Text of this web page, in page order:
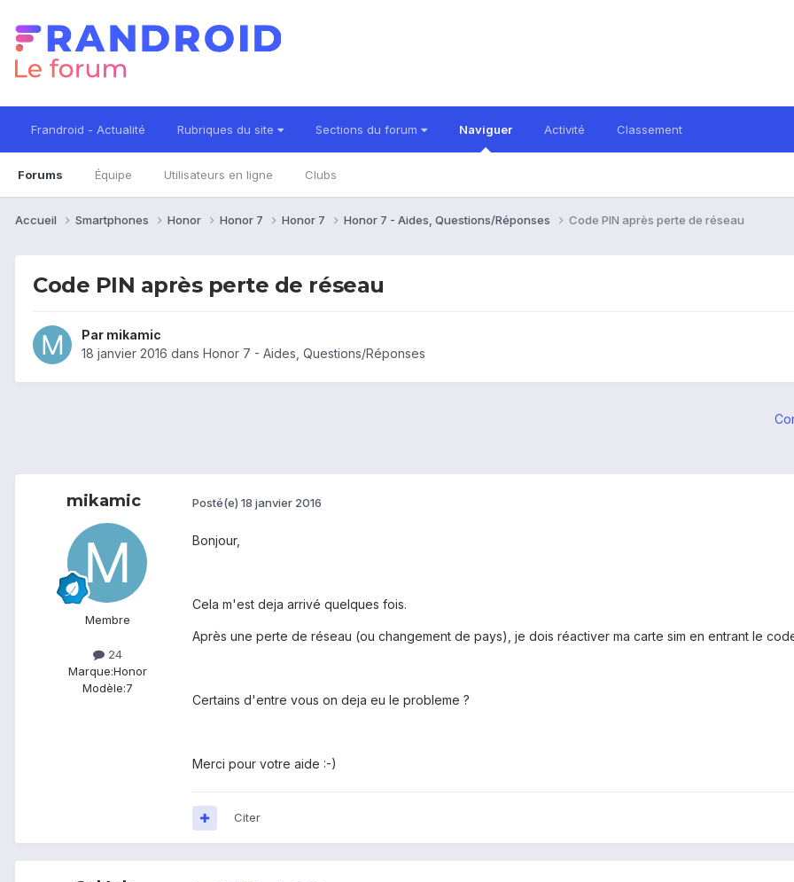
Frandroid - Actualité Rubriques du site Sections du forum Naviguer
Forums Équipe Utilisateurs en ligne Clubs
Activité Classement
Accueil Smartphones Honor Honor 7 Honor 7 Honor 7 - Aides, Questions/Réponses Code PIN après perte de réseau
Code PIN après perte de réseau
Par mikamic
18 janvier 2016 dans Honor 7 - Aides, Questions/Réponses
mikamic
Membre
24
Marque:Honor
Modèle:7
Posté(e) 18 janvier 2016
Bonjour,
Cela m'est deja arrivé quelques fois.
Après une perte de réseau (ou changement de pays), je dois réactiver ma carte sim en entrant le
Certains d'entre vous on deja eu le probleme ?
Merci pour votre aide :-)
Citer